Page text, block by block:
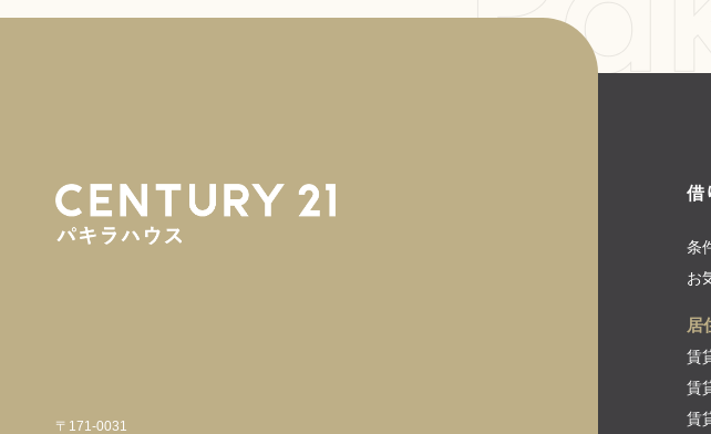
〒171-0031
借
条
お
居
賃
賃
賃